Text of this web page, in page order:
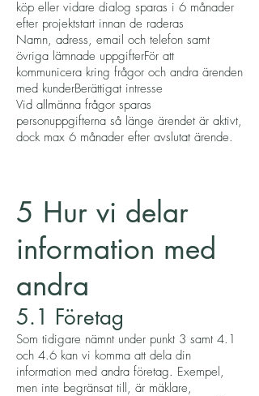
köp eller vidare dialog sparas i 6 månader
efter projektstart innan de raderas
Namn, adress, email och telefon samt
övriga lämnade uppgifterFör att
kommunicera kring frågor och andra ärenden
med kunderBerättigat intresse
Vid allmänna frågor sparas
personuppgifterna så länge ärendet är aktivt,
dock max 6 månader efter avslutat ärende.
5 Hur vi delar
information med
andra
5.1 Företag
Som tidigare nämnt under punkt 3 samt 4.1
och 4.6 kan vi komma att dela din
information med andra företag. Exempel,
men inte begränsat till, är mäklare,